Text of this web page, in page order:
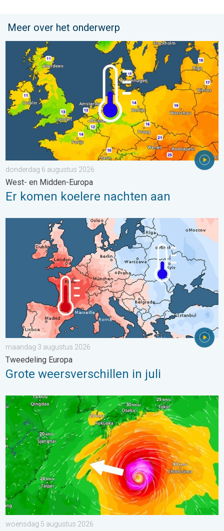
Meer over het onderwerp
Er komen koelere nachten aan. West- en Midden-Europa. . .
donderdag 6 augustus 2026
West- en Midden-Europa
Er komen koelere nachten aan
Grote weersverschillen in juli. Tweedeling Europa. . .
maandag 3 augustus 2026
Tweedeling Europa
Grote weersverschillen in juli
Tyfoon Dolphin op weg naar Japan. Veel regen en wind. . .
woensdag 5 augustus 2026